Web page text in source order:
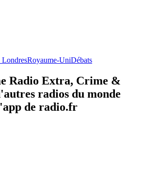
LondresRoyaume-UniDébats
Radio Extra, Crime &
radios du monde
de radio.fr